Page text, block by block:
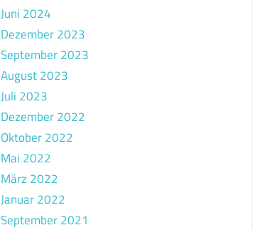
Juni 2024
Dezember 2023
September 2023
August 2023
Juli 2023
Dezember 2022
Oktober 2022
Mai 2022
März 2022
Januar 2022
September 2021